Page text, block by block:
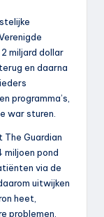
miljard dollar
en daarna
programma’s,
war sturen.
The Guardian
miljoen pond
via de
uitwijken
heet,
problemen,